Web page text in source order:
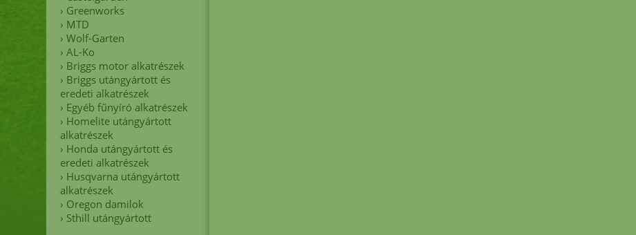
› Greenworks
› MTD
› Wolf-Garten
› AL-Ko
› Briggs motor alkatrészek
› Briggs utángyártott és
eredeti alkatrészek
› Egyéb fűnyíró alkatrészek
› Homelite utángyártott
alkatrészek
› Honda utángyártott és
eredeti alkatrészek
› Husqvarna utángyártott
alkatrészek
› Oregon damilok
› Sthill utángyártott